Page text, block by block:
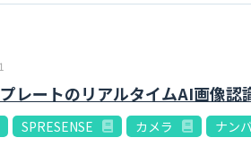
プレートのリアルタイムAI画像
SPRESENSE カメラ ナン